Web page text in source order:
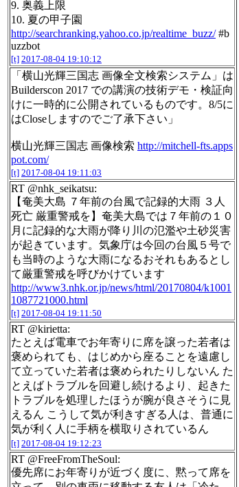
9. 奥義上限
10. 夏の甲子園
http://searchranking.yahoo.co.jp/realtime_buzz/#b
uzzbot
[t] 2017-08-04 19:10:12
「横山光輝三国志 画像全文検索システム」は
Builderscon 2017 での講演の技術デモ・検証向
けに一時的に公開されているものです。8/5に
はCloseしますのでご了承下さい」
横山光輝三国志 画像検索 http://mitchell-fts.apps
pot.com/
[t] 2017-08-04 19:11:03
RT @nhk_seikatsu:
【奄美大島 ７年前の台風で記録的大雨 ３人
死亡 厳重警戒を】奄美大島では７年前の１０
月に記録的な大雨が降り川の氾濫や土砂災害
が起きています。気象庁は今回の台風５号で
も当時のような大雨になるおそれもあるとし
て厳重警戒を呼びかけています
http://www3.nhk.or.jp/news/html/20170804/k1001
1087721000.html
[t] 2017-08-04 19:11:50
RT @kirietta:
たとえば電車でお年寄りに席を譲った若者は
褒められても、はじめから座ることを遠慮し
て立っていた若者は褒められたりしないん た
とえばトラブルを回避し続けるより、起きた
トラブルを処理したほうが腕が良さそうに見
えるん こうして気が利きすぎる人は、普通に
気が利く人に手柄を横取りされているん
[t] 2017-08-04 19:12:23
RT @FreeFromTheSoul:
優先席にお年寄りが近づく度に、黙って席を